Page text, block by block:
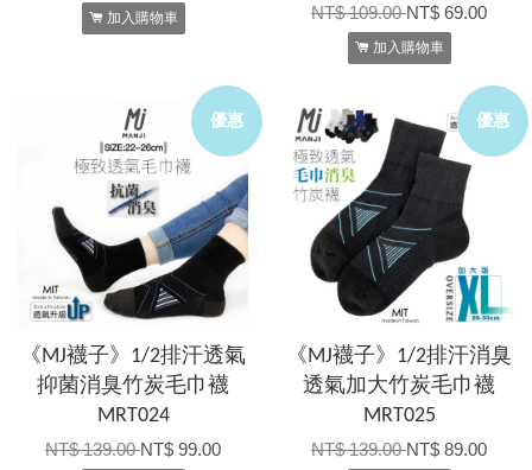
加入購物車 NT$ 109.00NT$ 69.00
加入購物車
優惠
《MJ襪子》1/2排汗透氣
抑菌消臭竹炭毛巾襪
MRT024
NT$ 139.00NT$ 99.00
優惠
《MJ襪子》1/2排汗消臭
透氣加大竹炭毛巾襪
MRT025
NT$ 139.00NT$ 89.00